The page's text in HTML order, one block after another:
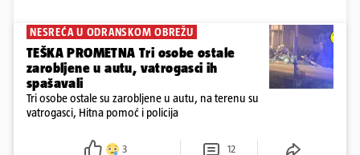
NESREĆA U ODRANSKOM OBREŽU
TEŠKA PROMETNA Tri osobe ostale
zarobljene u autu, vatrogasci ih
spašavali
Tri osobe ostale su zarobljene u autu, na terenu su
vatrogasci, Hitna pomoć i policija
3 12